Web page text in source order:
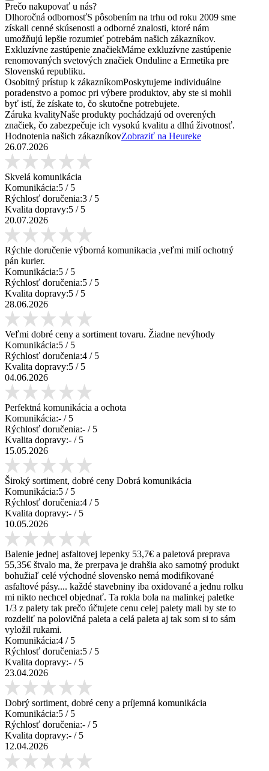
Prečo nakupovať u nás?
Dlhoročná odbornosťS pôsobením na trhu od roku 2009 sme
získali cenné skúsenosti a odborné znalosti, ktoré nám
umožňujú lepšie rozumieť potrebám našich zákazníkov.
Exkluzívne zastúpenie značiekMáme exkluzívne zastúpenie
renomovaných svetových značiek Onduline a Ermetika pre
Slovenskú republiku.
Osobitný prístup k zákazníkomPoskytujeme individuálne
poradenstvo a pomoc pri výbere produktov, aby ste si mohli
byť istí, že získate to, čo skutočne potrebujete.
Záruka kvalityNaše produkty pochádzajú od overených
značiek, čo zabezpečuje ich vysokú kvalitu a dlhú životnosť.
Hodnotenia našich zákazníkovZobraziť na Heureke
26.07.2026
Skvelá komunikácia
Komunikácia:5 / 5
Rýchlosť doručenia:3 / 5
Kvalita dopravy:5 / 5
20.07.2026
Rýchle doručenie výborná komunikacia ,veľmi milí ochotný
pán kurier.
Komunikácia:5 / 5
Rýchlosť doručenia:5 / 5
Kvalita dopravy:5 / 5
28.06.2026
Veľmi dobré ceny a sortiment tovaru. Žiadne nevýhody
Komunikácia:5 / 5
Rýchlosť doručenia:4 / 5
Kvalita dopravy:5 / 5
04.06.2026
Perfektná komunikácia a ochota
Komunikácia:- / 5
Rýchlosť doručenia:- / 5
Kvalita dopravy:- / 5
15.05.2026
Široký sortiment, dobré ceny Dobrá komunikácia
Komunikácia:5 / 5
Rýchlosť doručenia:4 / 5
Kvalita dopravy:- / 5
10.05.2026
Balenie jednej asfaltovej lepenky 53,7€ a paletová preprava
55,35€ štvalo ma, že prerpava je drahšia ako samotný produkt
bohužiaľ celé východné slovensko nemá modifikované
asfaltové pásy.... každé stavebniny iba oxidované a jednu rolku
mi nikto nechcel objednať. Ta rokla bola na malinkej paletke
1/3 z palety tak prečo účtujete cenu celej palety mali by ste to
rozdeliť na polovičná paleta a celá paleta aj tak som si to sám
vyložil rukami.
Komunikácia:4 / 5
Rýchlosť doručenia:5 / 5
Kvalita dopravy:- / 5
23.04.2026
Dobrý sortiment, dobré ceny a príjemná komunikácia
Komunikácia:5 / 5
Rýchlosť doručenia:- / 5
Kvalita dopravy:- / 5
12.04.2026